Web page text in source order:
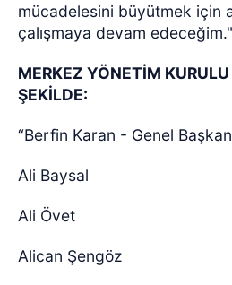
mücadelesini büyütmek için
çalışmaya devam
MERKEZ YÖNETİM
ŞEKİLDE:
“Berfin Karan - Genel Başkan
Ali Baysal
Ali Övet
Alican Şengöz